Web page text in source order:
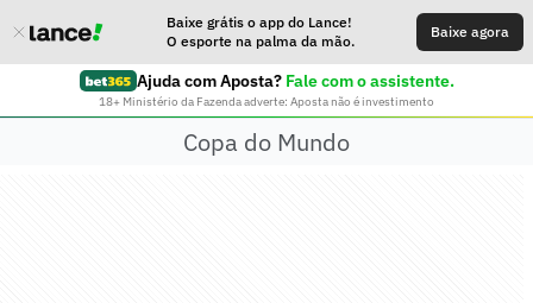
Baixe grátis o app do Lance!
O esporte na palma da mão.
Baixe agora
Ajuda com Aposta? Fale com o assistente.
18+ Ministério da Fazenda adverte: Aposta não é investimento
Copa do Mundo